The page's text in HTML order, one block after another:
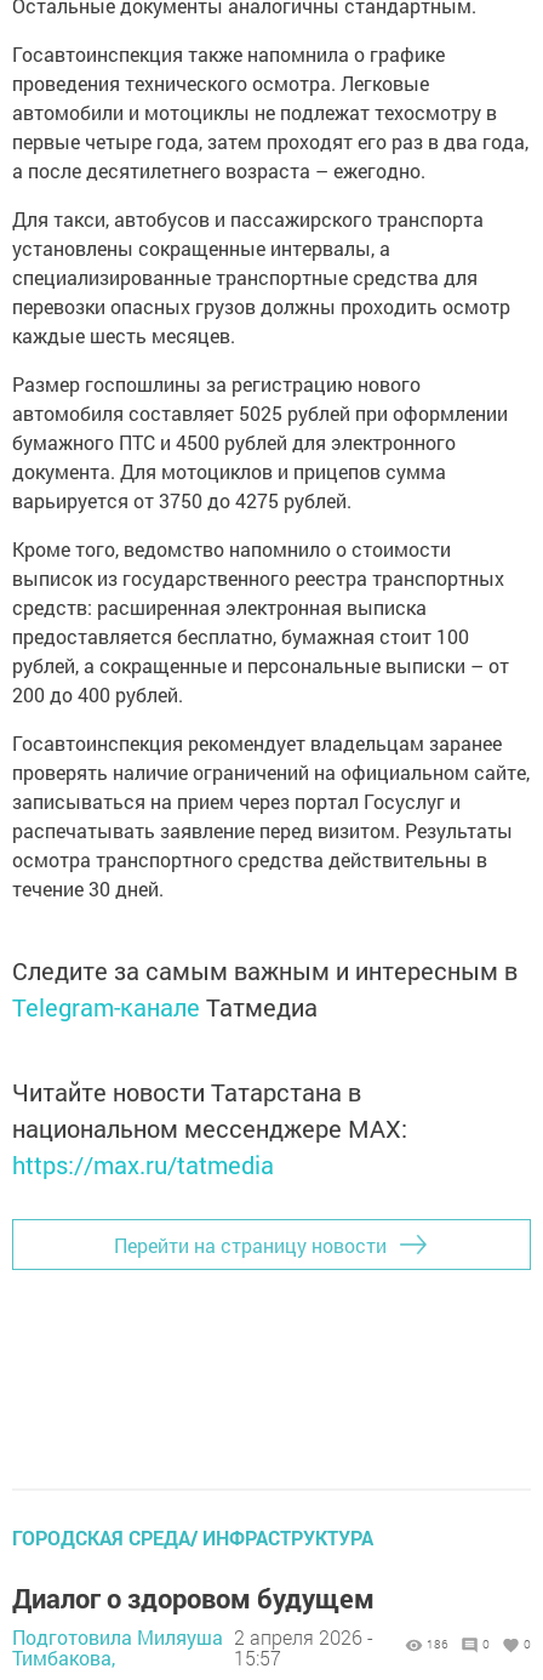
Остальные документы аналогичны стандартным.
Госавтоинспекция также напомнила о графике
проведения технического осмотра. Легковые
автомобили и мотоциклы не подлежат техосмотру в
первые четыре года, затем проходят его раз в два года,
а после десятилетнего возраста – ежегодно.
Для такси, автобусов и пассажирского транспорта
установлены сокращенные интервалы, а
специализированные транспортные средства для
перевозки опасных грузов должны проходить осмотр
каждые шесть месяцев.
Размер госпошлины за регистрацию нового
автомобиля составляет 5025 рублей при оформлении
бумажного ПТС и 4500 рублей для электронного
документа. Для мотоциклов и прицепов сумма
варьируется от 3750 до 4275 рублей.
Кроме того, ведомство напомнило о стоимости
выписок из государственного реестра транспортных
средств: расширенная электронная выписка
предоставляется бесплатно, бумажная стоит 100
рублей, а сокращенные и персональные выписки – от
200 до 400 рублей.
Госавтоинспекция рекомендует владельцам заранее
проверять наличие ограничений на официальном сайте,
записываться на прием через портал Госуслуг и
распечатывать заявление перед визитом. Результаты
осмотра транспортного средства действительны в
течение 30 дней.
Следите за самым важным и интересным в
Telegram-канале Татмедиа
Читайте новости Татарстана в
национальном мессенджере MАХ:
https://max.ru/tatmedia
Перейти на страницу новости
ГОРОДСКАЯ СРЕДА/ ИНФРАСТРУКТУРА
Диалог о здоровом будущем
Подготовила Миляуша
Тимбакова,
2 апреля 2026 -
15:57
186 0 0